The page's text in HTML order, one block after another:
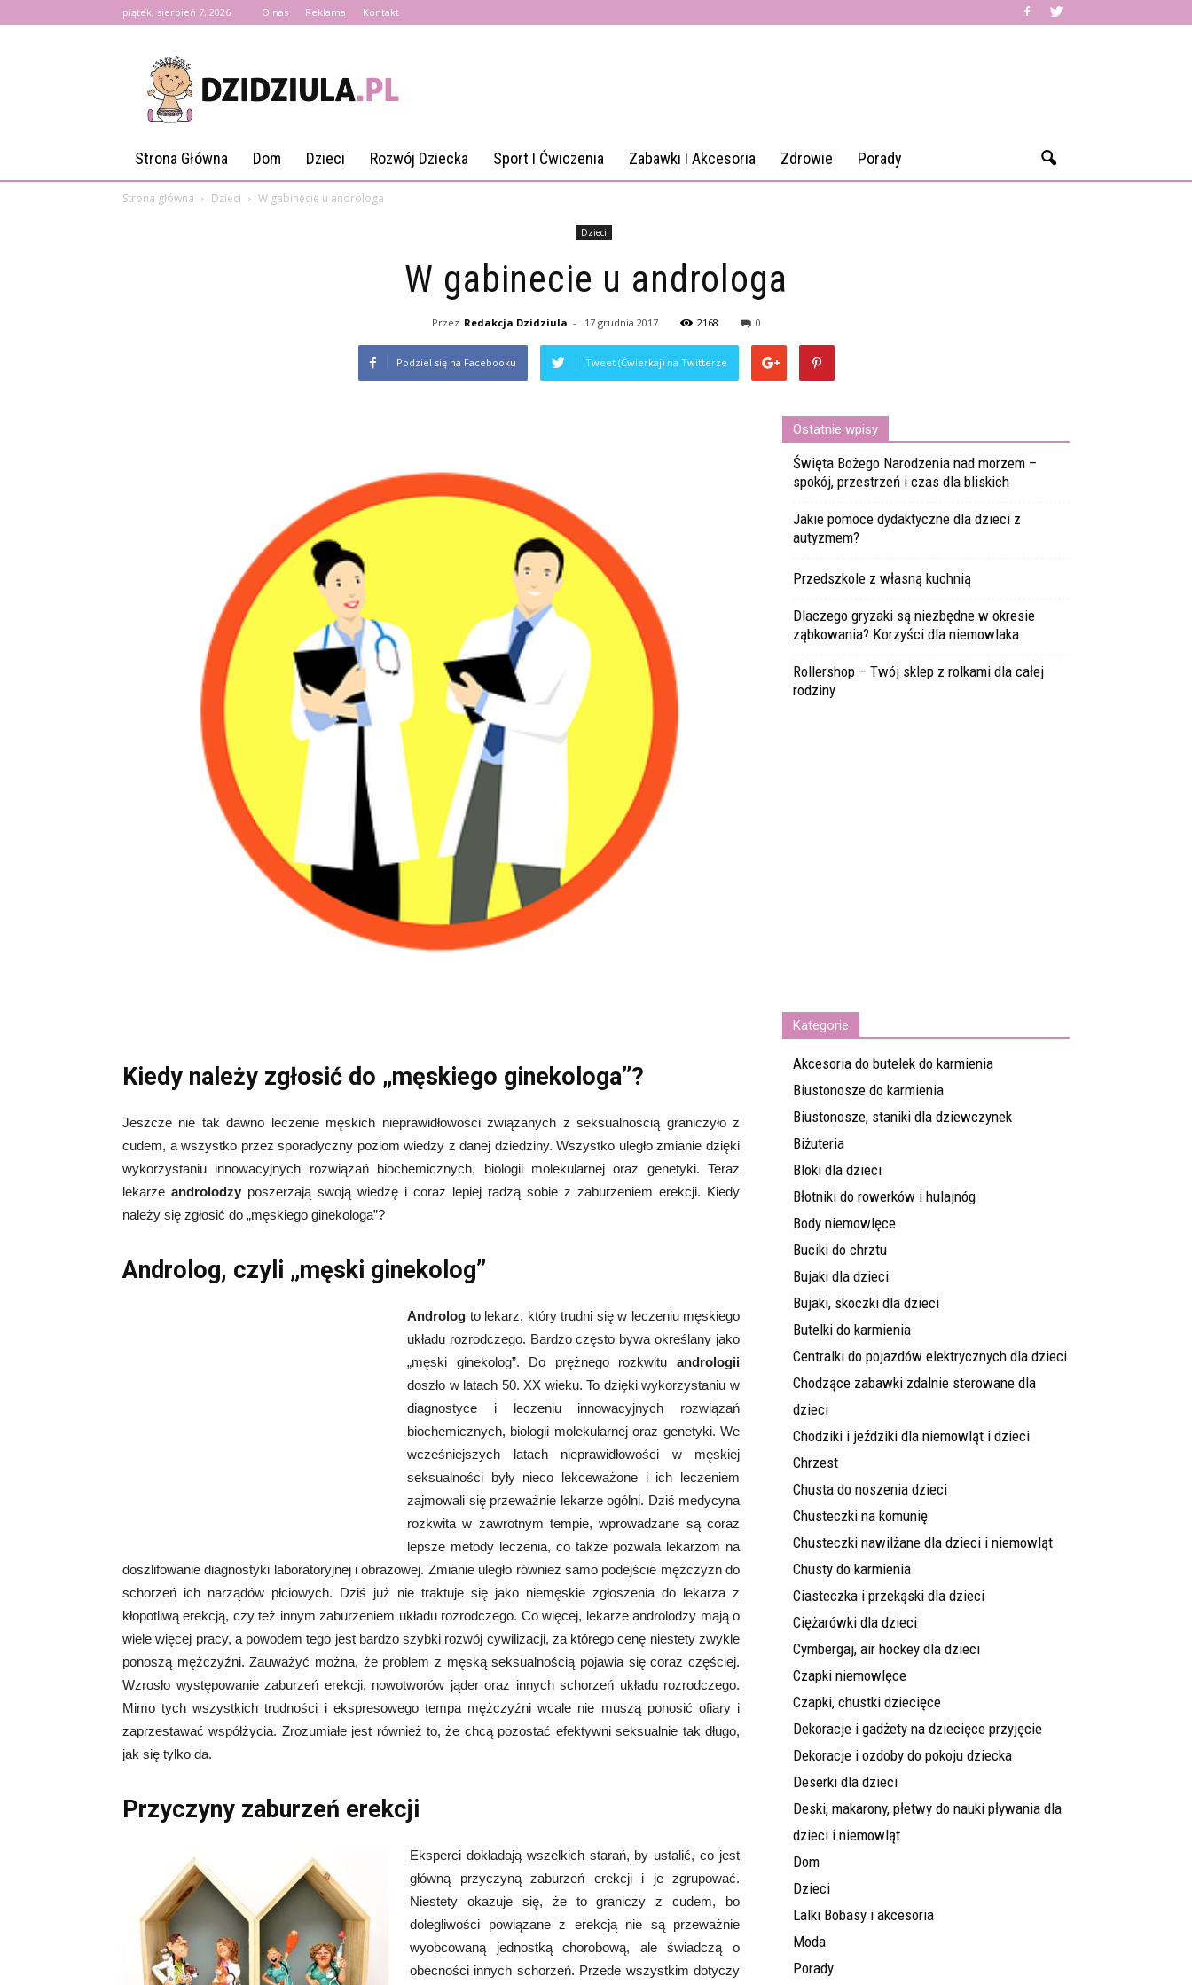
piątek, sierpień 7, 2026 O nas Reklama Kontakt
Dzidziula.pl
Strona Główna Dom Dzieci Rozwój Dziecka Sport I Ćwiczenia Zabawki I Akcesoria Zdrowie Porady
Strona główna Dzieci W gabinecie u androloga
Dzieci
W gabinecie u androloga
Przez Redakcja Dzidziula - 17 grudnia 2017 2168 0
Podziel się na Facebooku Tweet (Ćwierkaj) na Twitterze
Kiedy należy zgłosić do „męskiego ginekologa”?
Jeszcze nie tak dawno leczenie męskich nieprawidłowości związanych z seksualnością graniczyło z
cudem, a wszystko przez sporadyczny poziom wiedzy z danej dziedziny. Wszystko uległo zmianie dzięki
wykorzystaniu innowacyjnych rozwiązań biochemicznych, biologii molekularnej oraz genetyki. Teraz
lekarze androlodzy poszerzają swoją wiedzę i coraz lepiej radzą sobie z zaburzeniem erekcji. Kiedy
należy się zgłosić do „męskiego ginekologa”?
Androlog, czyli „męski ginekolog”
Androlog to lekarz, który trudni się w leczeniu męskiego
układu rozrodczego. Bardzo często bywa określany jako
„męski ginekolog”. Do prężnego rozkwitu andrologii
doszło w latach 50. XX wieku. To dzięki wykorzystaniu w
diagnostyce i leczeniu innowacyjnych rozwiązań
biochemicznych, biologii molekularnej oraz genetyki. We
wcześniejszych latach nieprawidłowości w męskiej
seksualności były nieco lekceważone i ich leczeniem
zajmowali się przeważnie lekarze ogólni. Dziś medycyna
rozkwita w zawrotnym tempie, wprowadzane są coraz
lepsze metody leczenia, co także pozwala lekarzom na
doszlifowanie diagnostyki laboratoryjnej i obrazowej. Zmianie uległo również samo podejście mężczyzn do
schorzeń ich narządów płciowych. Dziś już nie traktuje się jako niemęskie zgłoszenia do lekarza z
kłopotliwą erekcją, czy też innym zaburzeniem układu rozrodczego. Co więcej, lekarze androlodzy mają o
wiele więcej pracy, a powodem tego jest bardzo szybki rozwój cywilizacji, za którego cenę niestety zwykle
ponoszą mężczyźni. Zauważyć można, że problem z męską seksualnością pojawia się coraz częściej.
Wzrosło występowanie zaburzeń erekcji, nowotworów jąder oraz innych schorzeń układu rozrodczego.
Mimo tych wszystkich trudności i ekspresowego tempa mężczyźni wcale nie muszą ponosić ofiary i
zaprzestawać współżycia. Zrozumiałe jest również to, że chcą pozostać efektywni seksualnie tak długo,
jak się tylko da.
Przyczyny zaburzeń erekcji
Eksperci dokładają wszelkich starań, by ustalić, co jest
główną przyczyną zaburzeń erekcji i je zgrupować.
Niestety okazuje się, że to graniczy z cudem, bo
dolegliwości powiązane z erekcją nie są przeważnie
wyobcowaną jednostką chorobową, ale świadczą o
obecności innych schorzeń. Przede wszystkim dotyczy
Ostatnie wpisy
Święta Bożego Narodzenia nad morzem –
spokój, przestrzeń i czas dla bliskich
Jakie pomoce dydaktyczne dla dzieci z
autyzmem?
Przedszkole z własną kuchnią
Dlaczego gryzaki są niezbędne w okresie
ząbkowania? Korzyści dla niemowlaka
Rollershop – Twój sklep z rolkami dla całej
rodziny
Kategorie
Akcesoria do butelek do karmienia
Biustonosze do karmienia
Biustonosze, staniki dla dziewczynek
Biżuteria
Bloki dla dzieci
Błotniki do rowerków i hulajnóg
Body niemowlęce
Buciki do chrztu
Bujaki dla dzieci
Bujaki, skoczki dla dzieci
Butelki do karmienia
Centralki do pojazdów elektrycznych dla dzieci
Chodzące zabawki zdalnie sterowane dla
dzieci
Chodziki i jeździki dla niemowląt i dzieci
Chrzest
Chusta do noszenia dzieci
Chusteczki na komunię
Chusteczki nawilżane dla dzieci i niemowląt
Chusty do karmienia
Ciasteczka i przekąski dla dzieci
Ciężarówki dla dzieci
Cymbergaj, air hockey dla dzieci
Czapki niemowlęce
Czapki, chustki dziecięce
Dekoracje i gadżety na dziecięce przyjęcie
Dekoracje i ozdoby do pokoju dziecka
Deserki dla dzieci
Deski, makarony, płetwy do nauki pływania dla
dzieci i niemowląt
Dom
Dzieci
Lalki Bobasy i akcesoria
Moda
Porady